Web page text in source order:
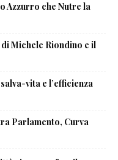
Azzurro che Nutre la
Michele Riondino e il
vita e l’efficienza
Parlamento, Curva